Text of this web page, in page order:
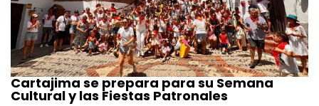
Cartajima se prepara para su Semana
Cultural y las Fiestas Patronales